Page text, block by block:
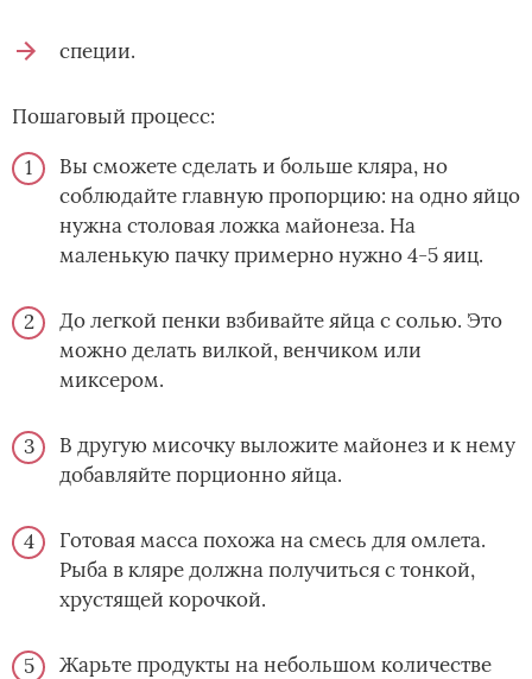
специи.
Пошаговый процесс:
Вы сможете сделать и больше кляра, но
соблюдайте главную пропорцию: на одно яйцо
нужна столовая ложка майонеза. На
маленькую пачку примерно нужно 4-5 яиц.
До легкой пенки взбивайте яйца с солью. Это
можно делать вилкой, венчиком или
миксером.
В другую мисочку выложите майонез и к нему
добавляйте порционно яйца.
Готовая масса похожа на смесь для омлета.
Рыба в кляре­ ­должна получиться с тонкой,
хрустящей корочкой.
Жарьте продукты на небольшом количестве